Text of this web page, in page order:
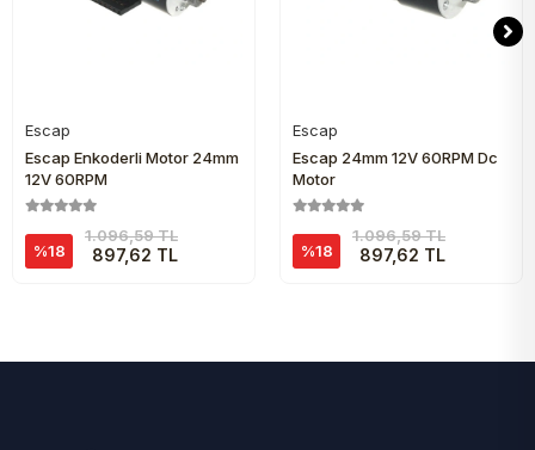
Escap
Escap Enkoderli Motor 24mm
12V 60RPM
%18
1.096,59 TL
897,62 TL
Escap
Escap 24mm 12V 60RPM Dc
Motor
%18
1.096,59 TL
897,62 TL